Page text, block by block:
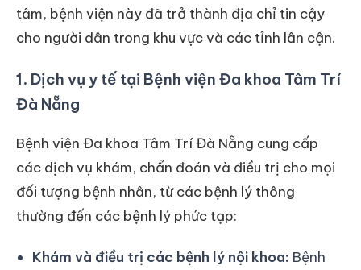
tâm, bệnh viện này đã trở thành địa chỉ tin cậy
cho người dân trong khu vực và các tỉnh lân cận.
1. Dịch vụ y tế tại Bệnh viện Đa khoa Tâm Trí
Đà Nẵng
Bệnh viện Đa khoa Tâm Trí Đà Nẵng cung cấp
các dịch vụ khám, chẩn đoán và điều trị cho mọi
đối tượng bệnh nhân, từ các bệnh lý thông
thường đến các bệnh lý phức tạp:
Khám và điều trị các bệnh lý nội khoa: Bệnh